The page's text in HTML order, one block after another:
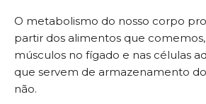
O metabolismo do nosso corpo
partir dos alimentos que
músculos no fígado e nas células
que servem de armazenamento
não.